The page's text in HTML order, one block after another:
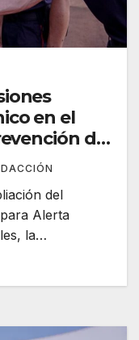
en el
de
del
Alerta
la…